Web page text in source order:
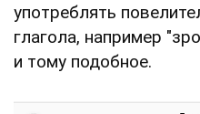
употреблять
глагола, например
и тому подобное.